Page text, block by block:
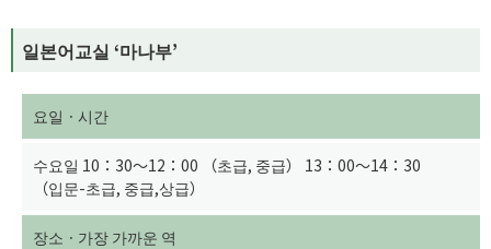
일본어교실 ‘마나부’
요일ㆍ시간
수요일 10：30～12：00 （초급, 중급） 13：00～14：30
（입문-초급, 중급,상급）
장소ㆍ가장 가까운 역